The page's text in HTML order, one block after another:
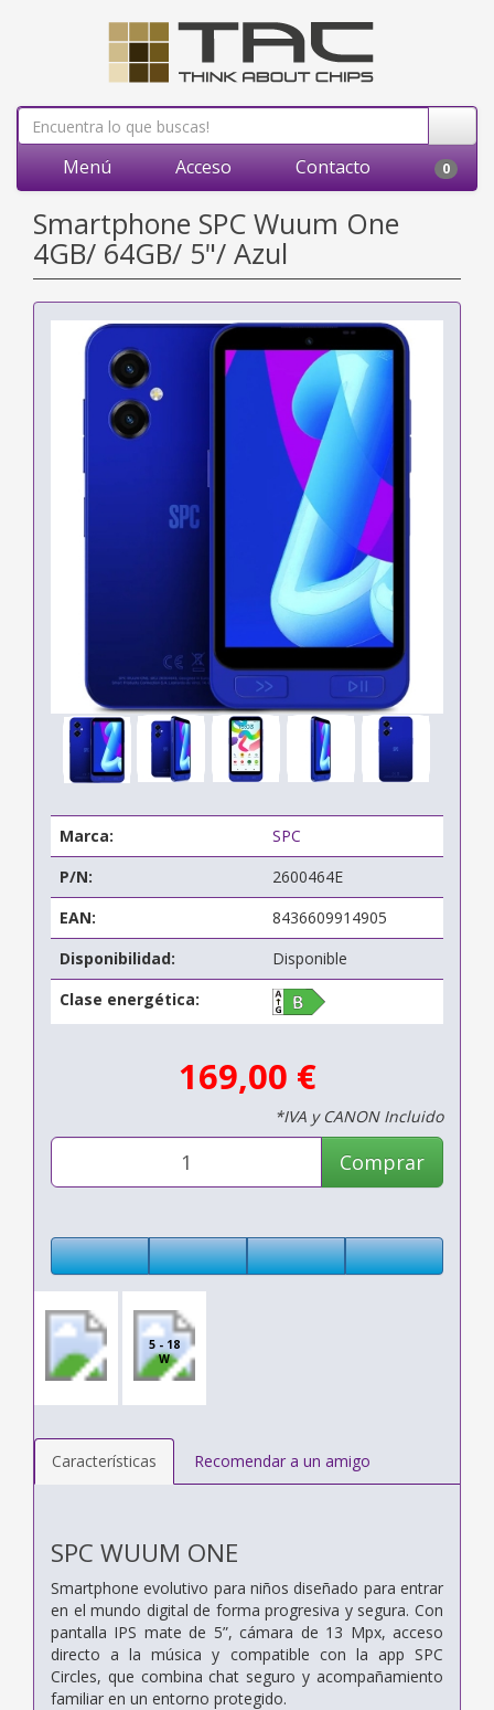
Menú Acceso Contacto 0
Smartphone SPC Wuum One
4GB/ 64GB/ 5"/ Azul
Marca:
SPC
P/N:
2600464E
EAN:
8436609914905
Disponibilidad:
Disponible
Clase energética:
169,00 €
*IVA y CANON Incluido
Comprar
5 - 18
W
Características Recomendar a un amigo
SPC WUUM ONE
Smartphone evolutivo para niños diseñado para entrar
en el mundo digital de forma progresiva y segura. Con
pantalla IPS mate de 5”, cámara de 13 Mpx, acceso
directo a la música y compatible con la app SPC
Circles, que combina chat seguro y acompañamiento
familiar en un entorno protegido.